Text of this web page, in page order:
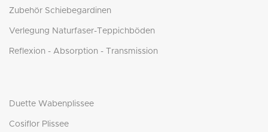
Zubehör Schiebegardinen
Verlegung Naturfaser-Teppichböden
Reflexion - Absorption - Transmission
Duette Wabenplissee
Cosiflor Plissee